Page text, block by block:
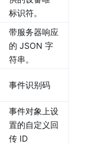
标识符。
带服务器响应
的 JSON 字
符串。
事件识别码
事件对象上设
置的自定义回
传 ID